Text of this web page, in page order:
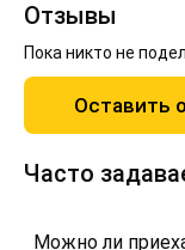
Отзывы
Пока никто не
Оставить
Часто
Можно ли